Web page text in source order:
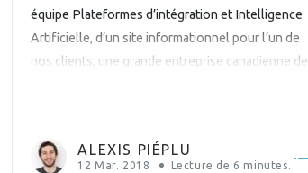
équipe Plateformes d’intégration et Intelligence
Artificielle, d’un site informationnel pour l’un de
nos clients, une grande entreprise canadienne de
expérience sur ce projet afin de vous […]
ALEXIS PIÉPLU
12 Mar. 2018 Lecture de 6 minutes.